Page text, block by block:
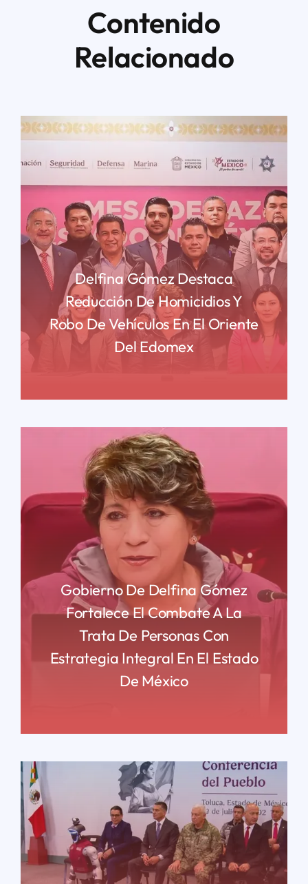
Contenido
Relacionado
Delfina Gómez Destaca
Reducción De Homicidios Y
Robo De Vehículos En El Oriente
Del Edomex
Gobierno De Delfina Gómez
Fortalece El Combate A La
Trata De Personas Con
Estrategia Integral En El Estado
De México